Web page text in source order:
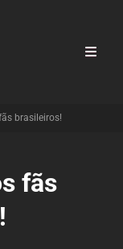
brasileiros!
fãs